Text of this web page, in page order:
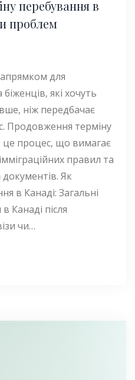
перебування в
проблем
для
біженців, які хочуть
ніж передбачає
Продовження терміну
це процес, що вимагає
правил та
Як
в Канаді: Загальні
Канаді після
чи…